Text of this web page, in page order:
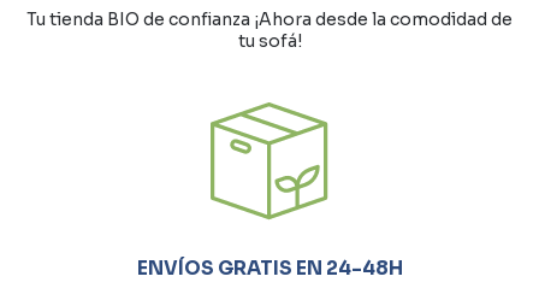
Tu tienda BIO de confianza ¡Ahora desde la comodidad de
tu sofá!
ENVÍOS GRATIS EN 24-48H